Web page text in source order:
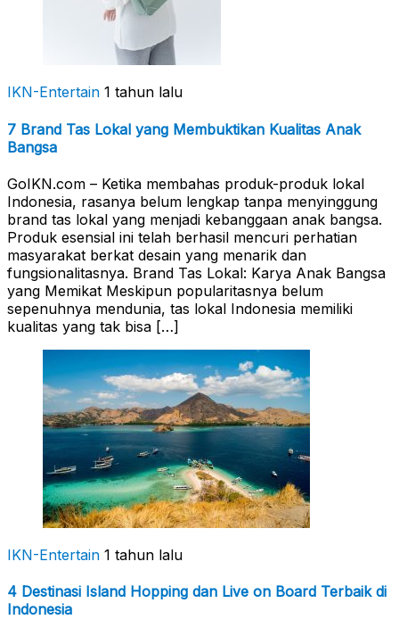
IKN-Entertain 1 tahun lalu
7 Brand Tas Lokal yang Membuktikan Kualitas Anak
Bangsa
GoIKN.com – Ketika membahas produk-produk lokal
Indonesia, rasanya belum lengkap tanpa menyinggung
brand tas lokal yang menjadi kebanggaan anak bangsa.
Produk esensial ini telah berhasil mencuri perhatian
masyarakat berkat desain yang menarik dan
fungsionalitasnya. Brand Tas Lokal: Karya Anak Bangsa
yang Memikat Meskipun popularitasnya belum
sepenuhnya mendunia, tas lokal Indonesia memiliki
kualitas yang tak bisa […]
IKN-Entertain 1 tahun lalu
4 Destinasi Island Hopping dan Live on Board Terbaik di
Indonesia